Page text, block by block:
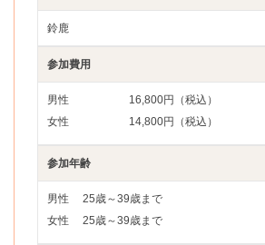
鈴鹿
参加費用
男性
16,800円（税込）
女性
14,800円（税込）
参加年齢
男性
25歳～39歳まで
女性
25歳～39歳まで